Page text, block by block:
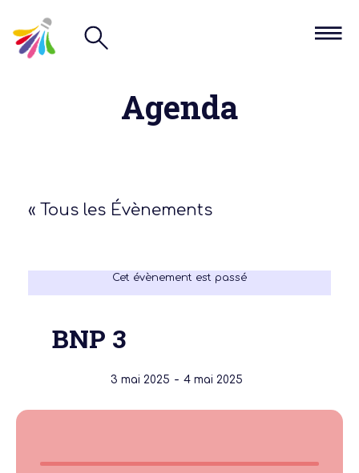
Agenda
« Tous les Évènements
Cet évènement est passé
BNP 3
3 mai 2025 - 4 mai 2025